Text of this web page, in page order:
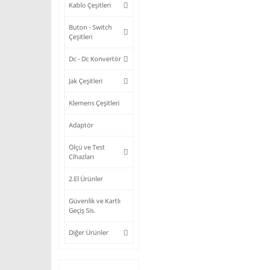
Kablo Çeşitleri
Buton - Switch
Çeşitleri
Dc - Dc Konvertör
Jak Çeşitleri
Klemens Çeşitleri
Adaptör
Ölçü ve Test
Cihazları
2.El Ürünler
Güvenlik ve Kartlı
Geçiş Sis.
Diğer Ürünler